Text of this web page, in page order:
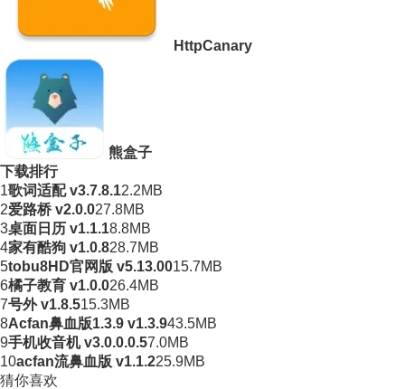
HttpCanary
熊盒子
下载排行
1歌词适配 v3.7.8.12.2MB
2爱路桥 v2.0.027.8MB
3桌面日历 v1.1.18.8MB
4家有酷狗 v1.0.828.7MB
5tobu8HD官网版 v5.13.0015.7MB
6橘子教育 v1.0.026.4MB
7号外 v1.8.515.3MB
8Acfan鼻血版1.3.9 v1.3.943.5MB
9手机收音机 v3.0.0.0.57.0MB
10acfan流鼻血版 v1.1.225.9MB
猜你喜欢